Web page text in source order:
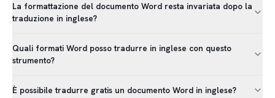
La formattazione del documento Word resta invariata dopo la
traduzione in inglese?
Quali formati Word posso tradurre in inglese con questo
strumento?
È possibile tradurre gratis un documento Word in inglese?